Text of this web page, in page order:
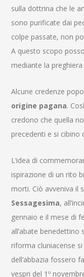
sulla dottrina che le
sono purificate dai
colpe passate, non
A questo scopo
mediante la
Alcune credenze
origine pagana.
credono che quella
precedenti e si cibino
L’idea di
ispirazione di un rito
morti. Ciò avveniva il
Sessagesima,
gennaio e il mese di
all’abate benedettino
riforma cluniacense
dell’abbazia fossero
vespri del 1º